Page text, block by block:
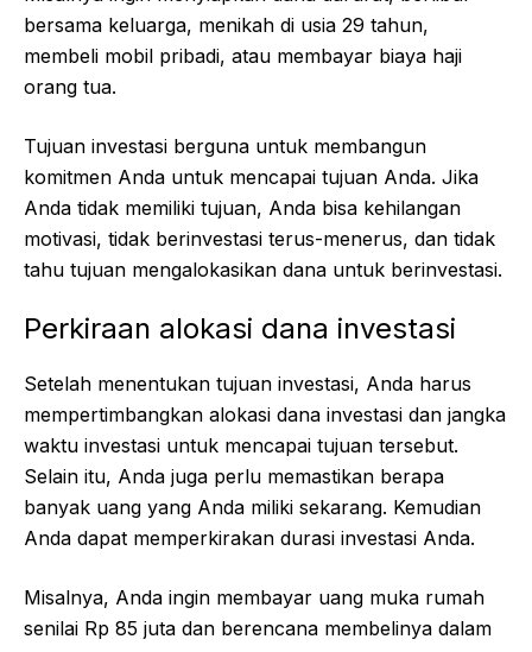
bersama keluarga, menikah di usia 29 tahun,
membeli mobil pribadi, atau membayar biaya haji
orang tua.
Tujuan investasi berguna untuk membangun
komitmen Anda untuk mencapai tujuan Anda. Jika
Anda tidak memiliki tujuan, Anda bisa kehilangan
motivasi, tidak berinvestasi terus-menerus, dan tidak
tahu tujuan mengalokasikan dana untuk berinvestasi.
Perkiraan alokasi dana investasi
Setelah menentukan tujuan investasi, Anda harus
mempertimbangkan alokasi dana investasi dan jangka
waktu investasi untuk mencapai tujuan tersebut.
Selain itu, Anda juga perlu memastikan berapa
banyak uang yang Anda miliki sekarang. Kemudian
Anda dapat memperkirakan durasi investasi Anda.
Misalnya, Anda ingin membayar uang muka rumah
senilai Rp 85 juta dan berencana membelinya dalam